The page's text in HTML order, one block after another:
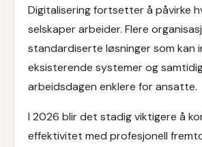
Digitalisering fortsetter å påvirke
selskaper arbeider. Flere
standardiserte løsninger som kan
eksisterende systemer og
arbeidsdagen enklere for ansatte.
I 2026 blir det stadig viktigere å
effektivitet med profesjonell